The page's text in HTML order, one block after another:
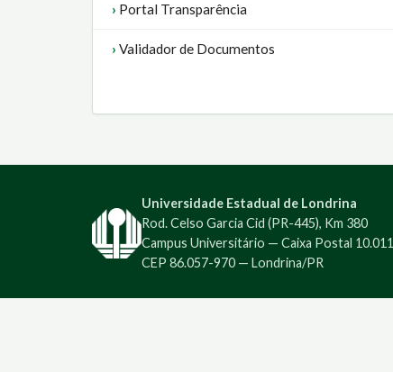
Portal Transparência
Validador de Documentos
Universidade Estadual de Londrina
Rod. Celso Garcia Cid (PR-445), Km 380
Campus Universitário — Caixa Postal 10.011
CEP 86.057-970 — Londrina/PR